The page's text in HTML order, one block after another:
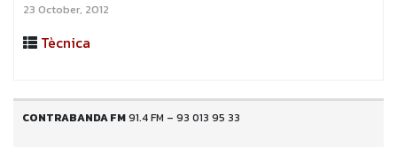
23 October, 2012
Tècnica
CONTRABANDA FM91.4 FM – 93 013 95 33